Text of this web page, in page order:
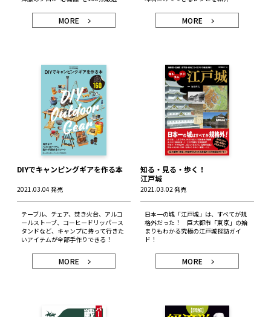
MORE MORE
DIYでキャンピングギアを作る本
2021.03.04 発売
テーブル、チェア、焚き火台、アルコ
ールストーブ、コーヒードリッパース
タンドなど、キャンプに持って行きた
いアイテムが全部手作りできる！
MORE
知る・見る・歩く！
江戸城
2021.03.02 発売
日本一の城「江戸城」は、すべてが規
格外だった！ 巨大都市「東京」の始
まりもわかる究極の江戸城探訪ガイ
ド！
MORE